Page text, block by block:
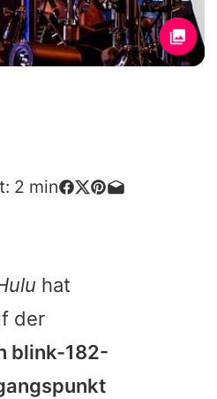
2 min
hat
der
blink-182-